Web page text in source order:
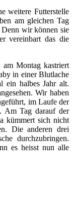
weitere Futterstelle
am gleichen Tag
wir können sie
vereinbart das die
Montag kastriert
in einer Blutlache
ein halbes Jahr alt.
Wir haben
im Laufe der
Am Tag darauf der
kümmert sich nicht
Die anderen drei
durchzubringen.
es heisst nun alle